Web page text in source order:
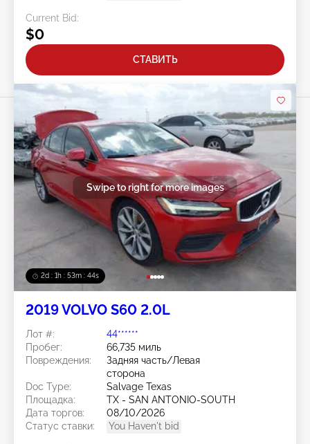
Current Bid:
$0
СТАВИТЬ
2d : 1h : 53m : 41s
Swipe to right for more images
2019 VOLVO S60 2.0L
Лот #:
44******
Пробег:
66,735 миль
Повреждения:
Задняя часть/Левая
сторона
Doc Type:
Salvage Texas
Площадка:
TX - SAN ANTONIO-SOUTH
Дата торгов:
08/10/2026
Статус ставки:
You Haven't bid